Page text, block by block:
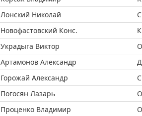
Лонский Николай
Новофастовский Конс.
Украдыга Виктор
Артамонов Александр
Горожай Александр
Погосян Лазарь
Проценко Владимир